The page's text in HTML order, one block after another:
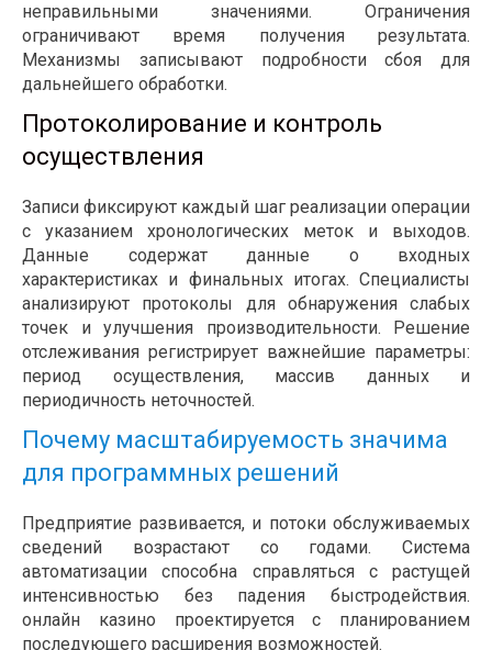
неправильными значениями. Ограничения
ограничивают время получения результата.
Механизмы записывают подробности сбоя для
дальнейшего обработки.
Протоколирование и контроль
осуществления
Записи фиксируют каждый шаг реализации операции
с указанием хронологических меток и выходов.
Данные содержат данные о входных
характеристиках и финальных итогах. Специалисты
анализируют протоколы для обнаружения слабых
точек и улучшения производительности. Решение
отслеживания регистрирует важнейшие параметры:
период осуществления, массив данных и
периодичность неточностей.
Почему масштабируемость значима
для программных решений
Предприятие развивается, и потоки обслуживаемых
сведений возрастают со годами. Система
автоматизации способна справляться с растущей
интенсивностью без падения быстродействия.
онлайн казино проектируется с планированием
последующего расширения возможностей.